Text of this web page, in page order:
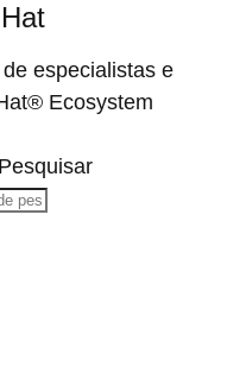
especialistas e
Ecosystem
Pesquisar